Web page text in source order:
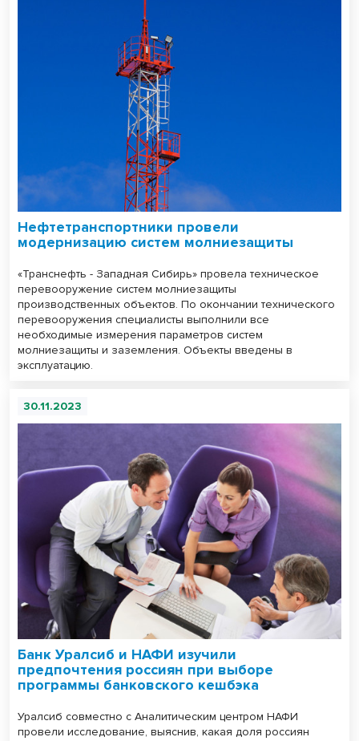
Нефтетранспортники провели
модернизацию систем молниезащиты
«Транснефть - Западная Сибирь» провела техническое
перевооружение систем молниезащиты
производственных объектов. По окончании технического
перевооружения специалисты выполнили все
необходимые измерения параметров систем
молниезащиты и заземления. Объекты введены в
эксплуатацию.
30.11.2023
Банк Уралсиб и НАФИ изучили
предпочтения россиян при выборе
программы банковского кешбэка
Уралсиб совместно с Аналитическим центром НАФИ
провели исследование, выяснив, какая доля россиян